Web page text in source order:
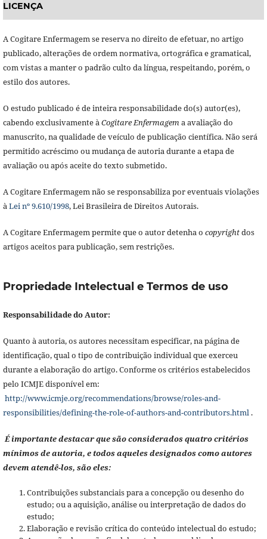
LICENÇA
A Cogitare Enfermagem se reserva no direito de efetuar, no artigo
publicado, alterações de ordem normativa, ortográfica e gramatical,
com vistas a manter o padrão culto da língua, respeitando, porém, o
estilo dos autores.
O estudo publicado é de inteira responsabilidade do(s) autor(es),
cabendo exclusivamente àCogitare Enfermagema avaliação do
manuscrito, na qualidade de veículo de publicação científica. Não será
permitido acréscimo ou mudança de autoria durante a etapa de
avaliação ou após aceite do texto submetido.
A Cogitare Enfermagem não se responsabiliza por eventuais violações
àLei nº 9.610/1998, Lei Brasileira de Direitos Autorais.
A Cogitare Enfermagem permite que o autor detenha o copyrightdos
artigos aceitos para publicação, sem restrições.
Propriedade Intelectual e Termos de uso
Responsabilidade do Autor:
Quanto à autoria, os autores necessitam especificar, na página de
identificação, qual o tipo de contribuição individual que exerceu
durante a elaboração do artigo. Conforme os critérios estabelecidos
pelo ICMJE disponível em:
http://www.icmje.org/recommendations/browse/roles-and-
responsibilities/defining-the-role-of-authors-and-contributors.html.
É importante destacar que são considerados quatro critérios
mínimos de autoria, e todos aqueles designados como autores
devem atendê-los, são eles:
Contribuições substanciais para a concepção ou desenho do
estudo; ou a aquisição, análise ou interpretação de dados do
estudo;
Elaboração e revisão crítica do conteúdo intelectual do estudo;